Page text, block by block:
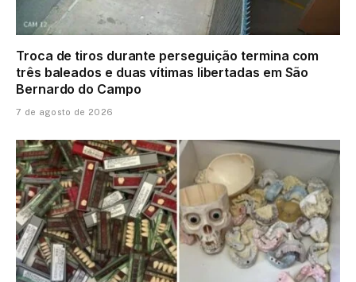
Troca de tiros durante perseguição termina com
três baleados e duas vítimas libertadas em São
Bernardo do Campo
7 de agosto de 2026